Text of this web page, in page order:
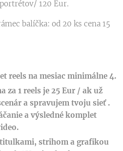
120 Eur.
balíčka: od 20 ks cena 15
reels na mesiac minimálne 4.
za 1 reels je 25 Eur / ak už
a spravujem tvoju sieť .
a výsledné komplet
titulkami, strihom a grafikou